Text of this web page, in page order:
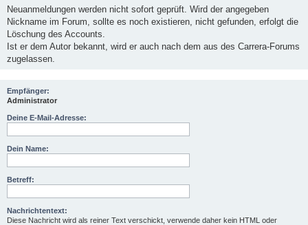
Neuanmeldungen werden nicht sofort geprüft. Wird der angegeben
Nickname im Forum, sollte es noch existieren, nicht gefunden, erfolgt die
Löschung des Accounts.
Ist er dem Autor bekannt, wird er auch nach dem aus des Carrera-Forums
zugelassen.
Empfänger:
Administrator
Deine E-Mail-Adresse:
Dein Name:
Betreff:
Nachrichtentext:
Diese Nachricht wird als reiner Text verschickt, verwende daher kein HTML oder